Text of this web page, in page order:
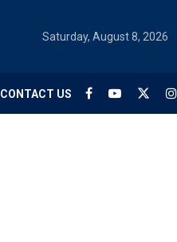
Saturday, August 8, 2026
CONTACT US